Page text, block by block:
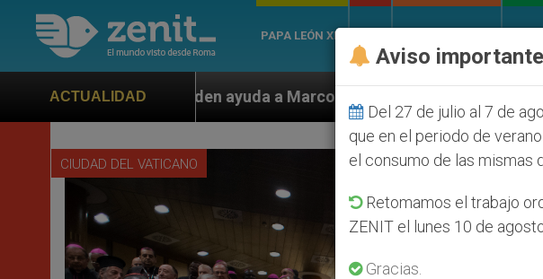
PAPA LEÓN XIV
ACTUALIDAD
ayuda a Marco Rubio ante persecución de colonos judíos que afecta a
CIUDAD DEL VATICANO
Aviso importante
Del 27 de julio al 7 de
que en el periodo de
el consumo de las mismas
Retomamos el trabajo
ZENIT el lunes 10 de
Gracias.